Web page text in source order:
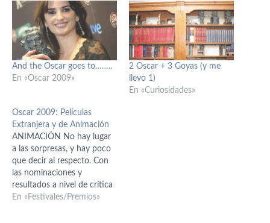
And the Oscar goes to……..
En «Oscar 2009»
2 Oscar + 3 Goyas (y me
llevo 1)
En «Curiosidades»
Oscar 2009: Películas
Extranjera y de Animación
ANIMACIÓN No hay lugar
a las sorpresas, y hay poco
que decir al respecto. Con
las nominaciones y
resultados a nivel de crítica
y público que ha
En «Festivales/Premios»